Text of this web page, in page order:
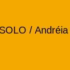
/